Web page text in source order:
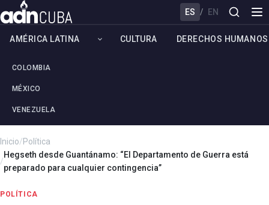
ES / EN
AMÉRICA LATINA
COLOMBIA
MÉXICO
VENEZUELA
CULTURA DERECHOS HUMANOS
Inicio/Política
/
Hegseth desde Guantánamo: “El Departamento de Guerra está
preparado para cualquier contingencia”
POLÍTICA